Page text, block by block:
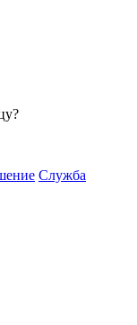
Служба